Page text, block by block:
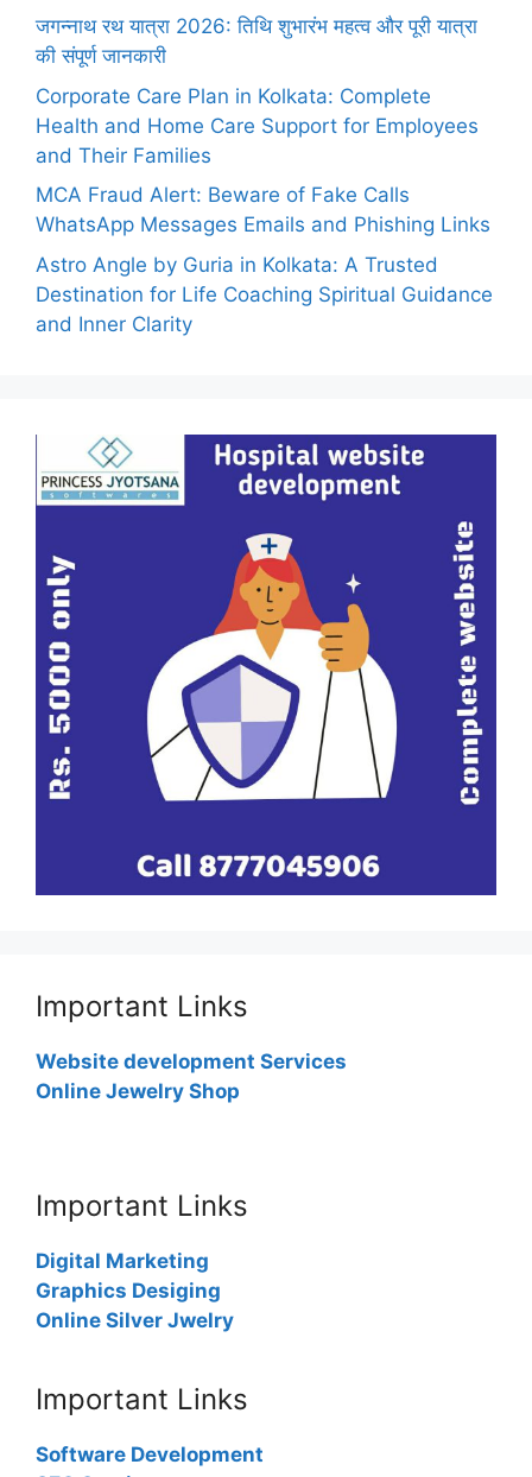
जगन्नाथ रथ यात्रा 2026: तिथि शुभारंभ महत्व और पूरी यात्रा
की संपूर्ण जानकारी
Corporate Care Plan in Kolkata: Complete
Health and Home Care Support for Employees
and Their Families
MCA Fraud Alert: Beware of Fake Calls
WhatsApp Messages Emails and Phishing Links
Astro Angle by Guria in Kolkata: A Trusted
Destination for Life Coaching Spiritual Guidance
and Inner Clarity
Important Links
Website development Services
Online Jewelry Shop
Important Links
Digital Marketing
Graphics Desiging
Online Silver Jwelry
Important Links
Software Development